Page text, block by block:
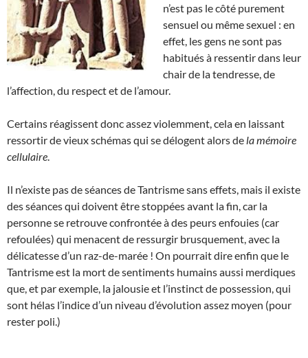
n’est pas le côté purement
sensuel ou même sexuel : en
effet, les gens ne sont pas
habitués à ressentir dans leur
chair de la tendresse, de
l’affection, du respect et de l’amour.
Certains réagissent donc assez violemment, cela en laissant
ressortir de vieux schémas qui se délogent alors de la mémoire
cellulaire
Il n’existe pas de séances de Tantrisme sans effets, mais il existe
des séances qui doivent être stoppées avant la fin, car la
personne se retrouve confrontée à des peurs enfouies (car
refoulées) qui menacent de ressurgir brusquement, avec la
délicatesse d’un raz-de-marée ! On pourrait dire enfin que le
Tantrisme est la mort de sentiments humains aussi merdiques
que, et par exemple, la jalousie et l’instinct de possession, qui
sont hélas l’indice d’un niveau d’évolution assez moyen (pour
rester poli.)